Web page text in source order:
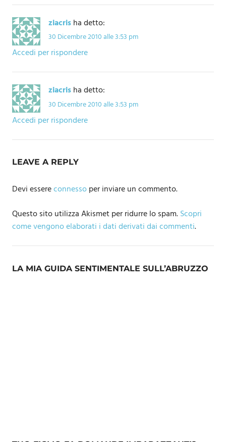
ziacrisha detto:
30 Dicembre 2010 alle 3:53 pm
Accedi per rispondere
ziacrisha detto:
30 Dicembre 2010 alle 3:53 pm
Accedi per rispondere
LEAVE A REPLY
Devi essereconnessoper inviare un commento.
Questo sito utilizza Akismet per ridurre lo spam.Scopri
come vengono elaborati i dati derivati dai commenti.
LA MIA GUIDA SENTIMENTALE SULL’ABRUZZO